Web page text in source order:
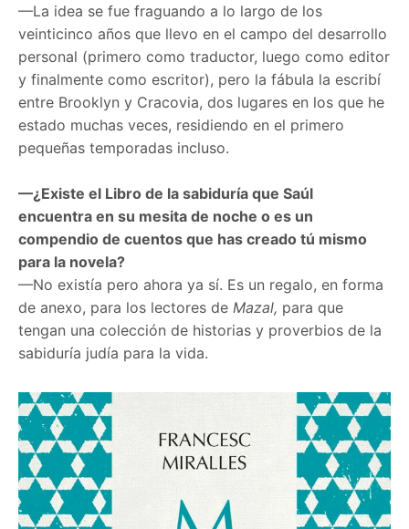
—La idea se fue fraguando a lo largo de los
veinticinco años que llevo en el campo del desarrollo
personal (primero como traductor, luego como editor
y finalmente como escritor), pero la fábula la escribí
entre Brooklyn y Cracovia, dos lugares en los que he
estado muchas veces, residiendo en el primero
pequeñas temporadas incluso.
—¿Existe el Libro de la sabiduría que Saúl
encuentra en su mesita de noche o es un
compendio de cuentos que has creado tú mismo
para la novela?
—No existía pero ahora ya sí. Es un regalo, en forma
de anexo, para los lectores deMazal, para que
tengan una colección de historias y proverbios de la
sabiduría judía para la vida.